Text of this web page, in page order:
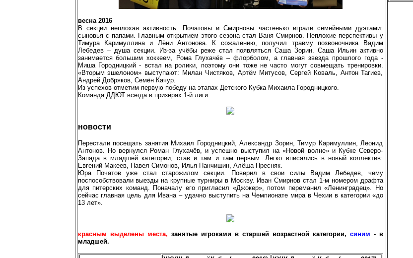
весна 2016
В секции неплохая активность. Початовы и Смирновы частенько играли семейными дуэтами:
сыновья с папами. Главным открытием этого сезона стал Ваня Смирнов. Неплохие перспективы у
Тимура Каримуллина и Лёни Антонова. К сожалению, получил травму позвоночника Вадим
Лебедев – душа секции. Из-за учёбы реже стал появляться Саша Зорин. Саша Ильин активно
занимается большим хоккеем, Рома Глухачёв – флорболом, а главная звезда прошлого года -
Миша Городницкий - встал на ролики, поэтому они тоже не часто могут совмещать тренировки.
«Вторым эшелоном» выступают: Милан Чистяков, Артём Митусов, Сергей Коваль, Антон Тагиев,
Андрей Добряков, Семён Качур.
Из успехов отметим первую победу на этапах Детского Кубка Михаила Городницкого.
Команда ДДЮТ всегда в призёрах 1-й лиги.
новости
Перестали посещать занятия Михаил Городницкий, Александр Зорин, Тимур Каримуллин, Леонид
Антонов. Но вернулся Роман Глухачёв, и успешно выступил на «Новой волне» и Кубке Северо-
Запада в младшей категории, став и там и там первым. Легко вписались в новый коллектив:
Евгений Макеев, Павел Симонов, Илья Панчишин, Алёша Пресняк.
Юра Початов уже стал старожилом секции. Поверил в свои силы Вадим Лебедев, чему
поспособствовали выезды на крупные турниры в Москву. Иван Смирнов стал 1-м номером драфта
для питерских команд. Поначалу его пригласил «Джокер», потом переманил «Ленинградец». Но
сейчас главная цель для Ивана – удачно выступить на Чемпионате мира в Чехии в категории «до
13 лет».
красным выделены места, занятые игроками встаршей возрастной категории, синим - в
младшей.